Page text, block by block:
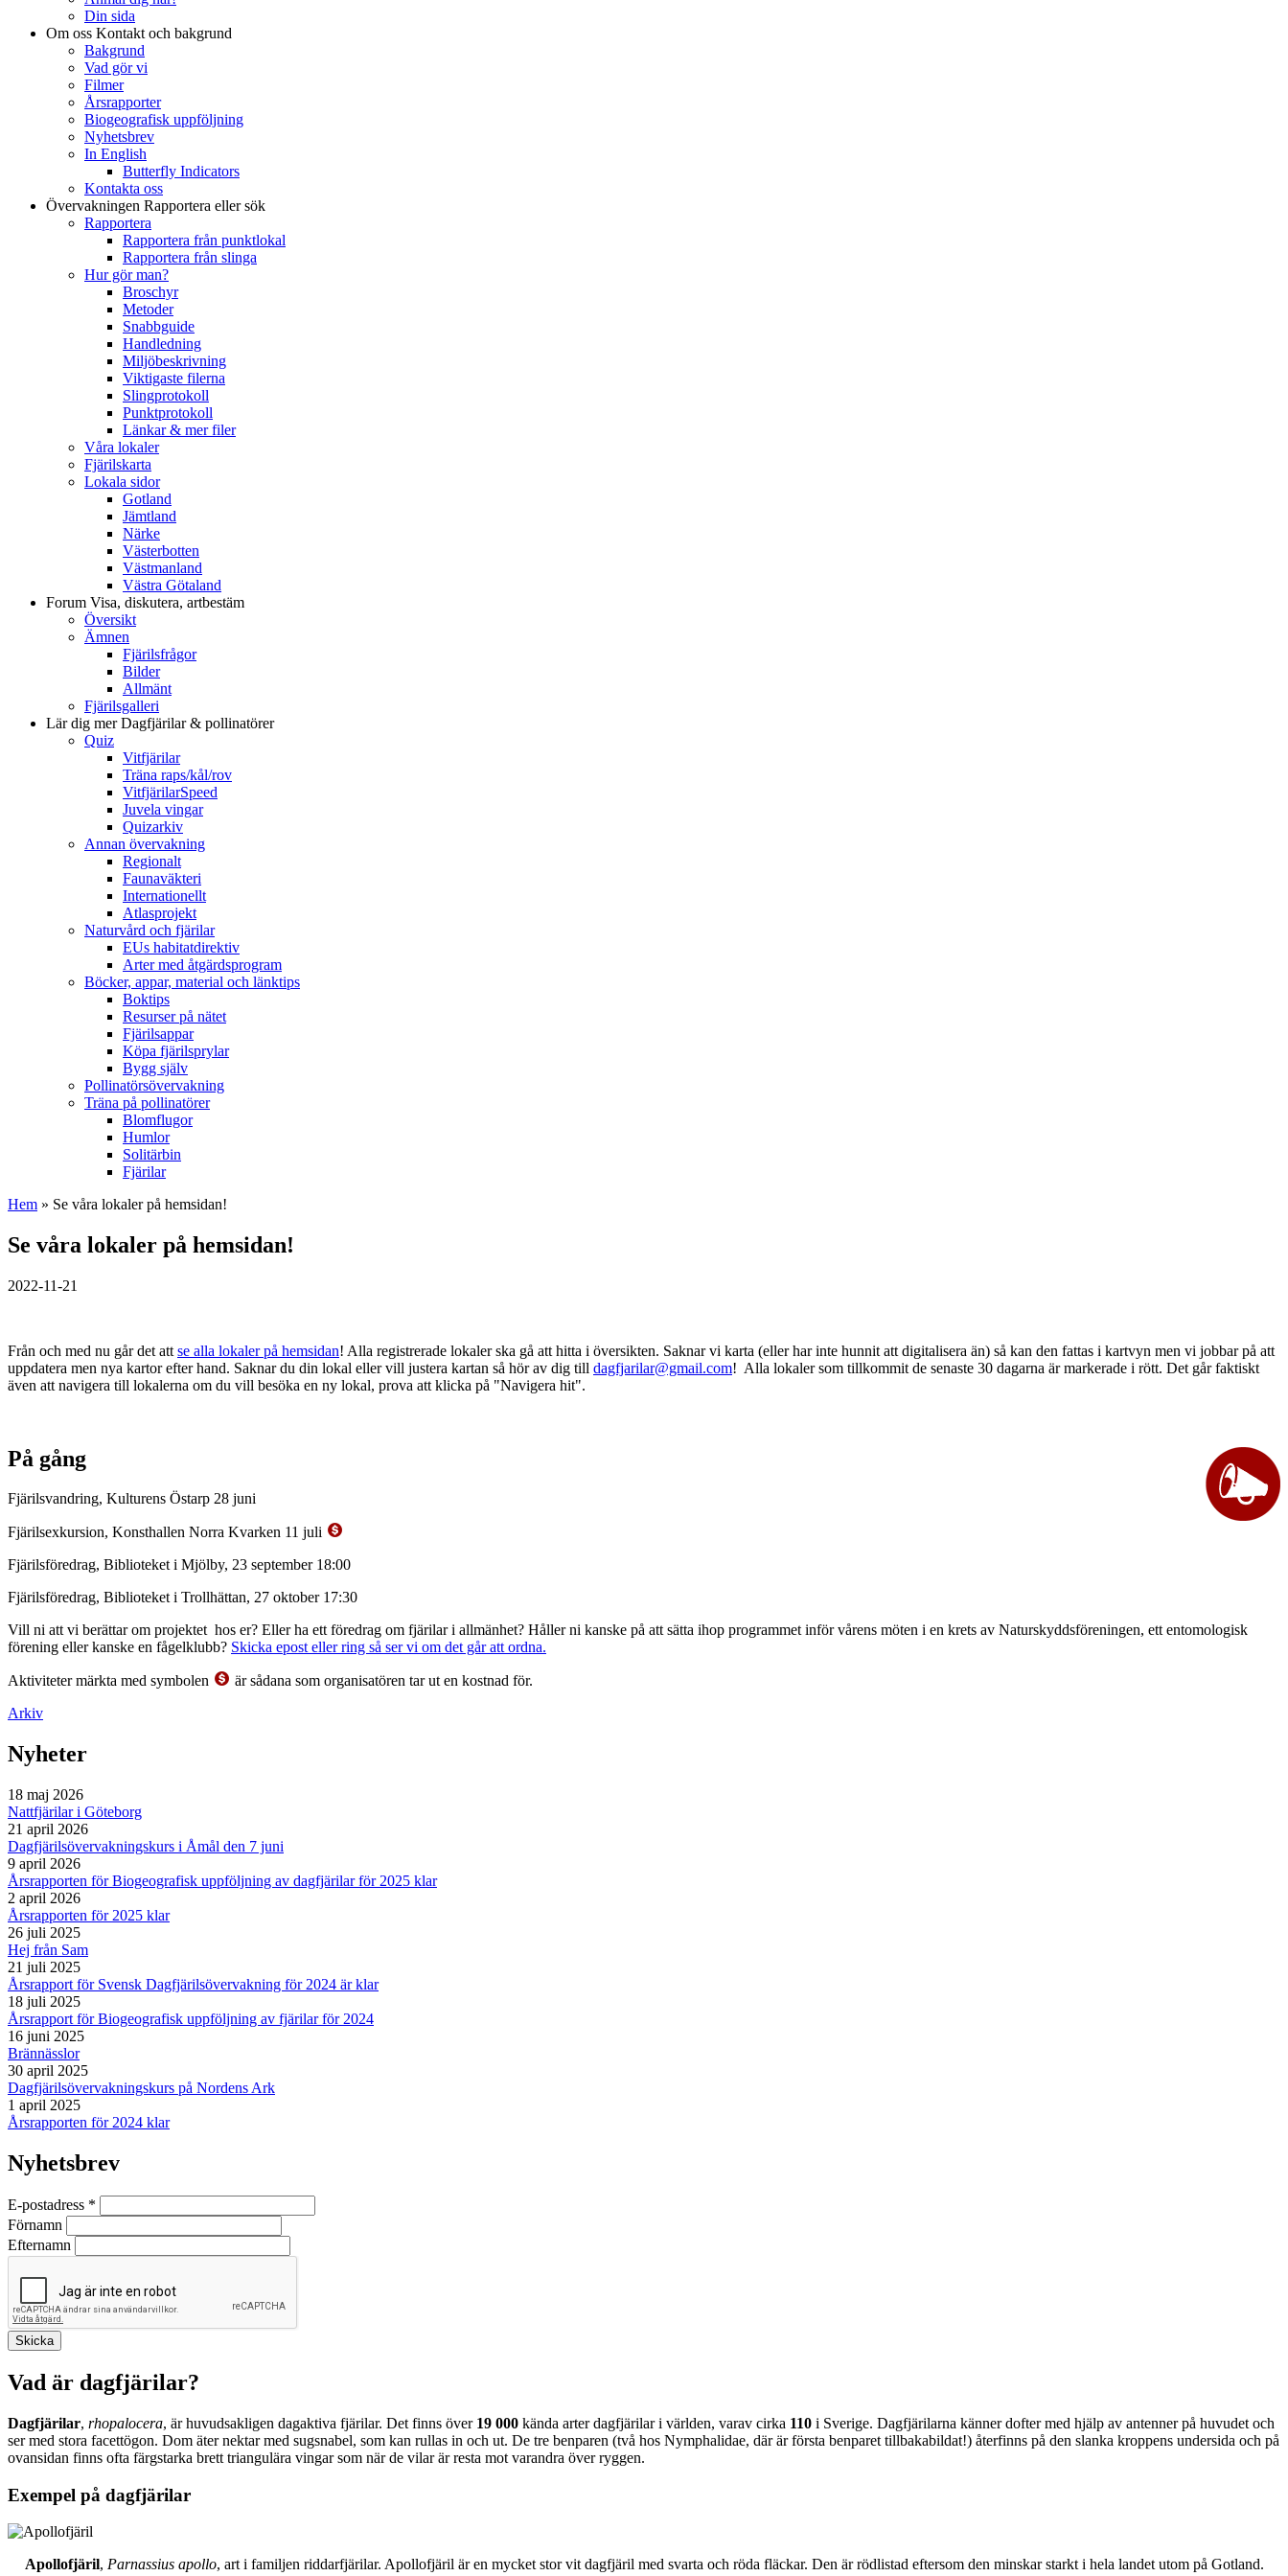
Din sida
Om oss Kontakt och bakgrund
Bakgrund
Vad gör vi
Filmer
Årsrapporter
Biogeografisk uppföljning
Nyhetsbrev
In English
Butterfly Indicators
Kontakta oss
Övervakningen Rapportera eller sök
Rapportera
Rapportera från punktlokal
Rapportera från slinga
Hur gör man?
Broschyr
Metoder
Snabbguide
Handledning
Miljöbeskrivning
Viktigaste filerna
Slingprotokoll
Punktprotokoll
Länkar & mer filer
Våra lokaler
Fjärilskarta
Lokala sidor
Gotland
Jämtland
Närke
Västerbotten
Västmanland
Västra Götaland
Forum Visa, diskutera, artbestäm
Översikt
Ämnen
Fjärilsfrågor
Bilder
Allmänt
Fjärilsgalleri
Lär dig merDagfjärilar & pollinatörer
Quiz
Vitfjärilar
Träna raps/kål/rov
VitfjärilarSpeed
Juvela vingar
Quizarkiv
Annan övervakning
Regionalt
Faunaväkteri
Internationellt
Atlasprojekt
Naturvård och fjärilar
EUs habitatdirektiv
Arter med åtgärdsprogram
Böcker, appar, material och länktips
Boktips
Resurser på nätet
Fjärilsappar
Köpa fjärilsprylar
Bygg själv
Pollinatörsövervakning
Träna på pollinatörer
Blomflugor
Humlor
Solitärbin
Fjärilar
Hem » Se våra lokaler på hemsidan!
Se våra lokaler på hemsidan!
2022-11-21
Från och med nu går det att se alla lokaler på hemsidan! Alla registrerade lokaler ska gå att hitta i översikten. Saknar vi karta (eller har inte hunnit att digitalisera än) så kan den fattas i kartvyn men vi jobbar på att
uppdatera men nya kartor efter hand. Saknar du din lokal eller vill justera kartan så hör av dig till dagfjarilar@gmail.com! Alla lokaler som tillkommit de senaste 30 dagarna är markerade i rött. Det går faktiskt
även att navigera till lokalerna om du vill besöka en ny lokal, prova att klicka på "Navigera hit".
På gång
Fjärilsvandring, Kulturens Östarp 28 juni
Fjärilsexkursion, Konsthallen Norra Kvarken 11 juli
Fjärilsföredrag, Biblioteket i Mjölby, 23 september 18:00
Fjärilsföredrag, Biblioteket i Trollhättan, 27 oktober 17:30
Vill ni att vi berättar om projektet hos er? Eller ha ett föredrag om fjärilar i allmänhet? Håller ni kanske på att sätta ihop programmet inför vårens möten i en krets av Naturskyddsföreningen, ett entomologisk
förening eller kanske en fågelklubb? Skicka epost eller ring så ser vi om det går att ordna.
Aktiviteter märkta med symbolen
är sådana som organisatören tar ut en kostnad för.
Arkiv
Nyheter
18 maj 2026
Nattfjärilar i Göteborg
21 april 2026
Dagfjärilsövervakningskurs i Åmål den 7 juni
9 april 2026
Årsrapporten för Biogeografisk uppföljning av dagfjärilar för 2025 klar
2 april 2026
Årsrapporten för 2025 klar
26 juli 2025
Hej från Sam
21 juli 2025
Årsrapport för Svensk Dagfjärilsövervakning för 2024 är klar
18 juli 2025
Årsrapport för Biogeografisk uppföljning av fjärilar för 2024
16 juni 2025
Brännässlor
30 april 2025
Dagfjärilsövervakningskurs på Nordens Ark
1 april 2025
Årsrapporten för 2024 klar
Nyhetsbrev
E-postadress *
Förnamn
Efternamn
Vad är dagfjärilar?
Dagfjärilar, rhopalocera, är huvudsakligen dagaktiva fjärilar. Det finns över 19 000 kända arter dagfjärilar i världen, varav cirka 110 i Sverige. Dagfjärilarna känner dofter med hjälp av antenner på huvudet och
ser med stora facettögon. Dom äter nektar med sugsnabel, som kan rullas in och ut. De tre benparen (två hos Nymphalidae, där är första benparet tillbakabildat!) återfinns på den slanka kroppens undersida och på
ovansidan finns ofta färgstarka brett triangulära vingar som när de vilar är resta mot varandra över ryggen.
Exempel på dagfjärilar
Apollofjäril, Parnassius apollo, art i familjen riddarfjärilar. Apollofjäril är en mycket stor vit dagfjäril med svarta och röda fläckar. Den är rödlistad eftersom den minskar starkt i hela landet utom på Gotland.